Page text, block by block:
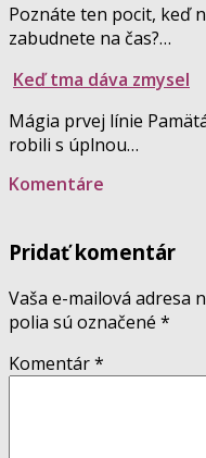
Poznáte ten pocit, keď
zabudnete na čas?…
Keď tma dáva zmysel
Mágia prvej línie
robili s úplnou…
Komentáre
Pridať komentár
Vaša e-mailová adresa
polia sú označené *
Komentár*